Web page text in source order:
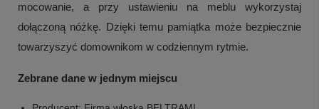
mocowanie, a przy ustawieniu na meblu wykorzystaj
dołączoną nóżkę. Dzięki temu pamiątka może bezpiecznie
towarzyszyć domownikom w codziennym rytmie.
Zebrane dane w jednym miejscu